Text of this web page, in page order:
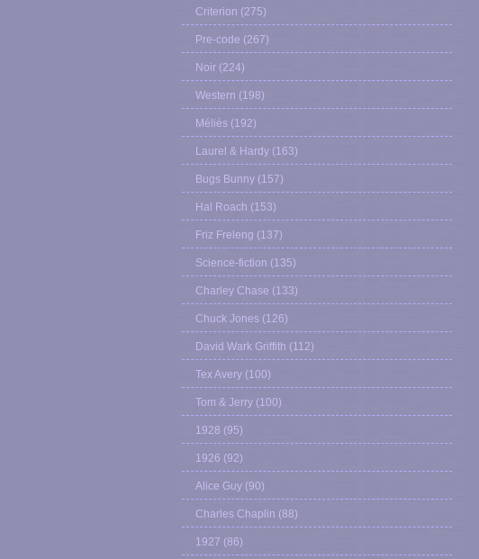
Criterion (275)
Pre-code (267)
Noir (224)
Western (198)
Méliès (192)
Laurel & Hardy (163)
Bugs Bunny (157)
Hal Roach (153)
Friz Freleng (137)
Science-fiction (135)
Charley Chase (133)
Chuck Jones (126)
David Wark Griffith (112)
Tex Avery (100)
Tom & Jerry (100)
1928 (95)
1926 (92)
Alice Guy (90)
Charles Chaplin (88)
1927 (86)